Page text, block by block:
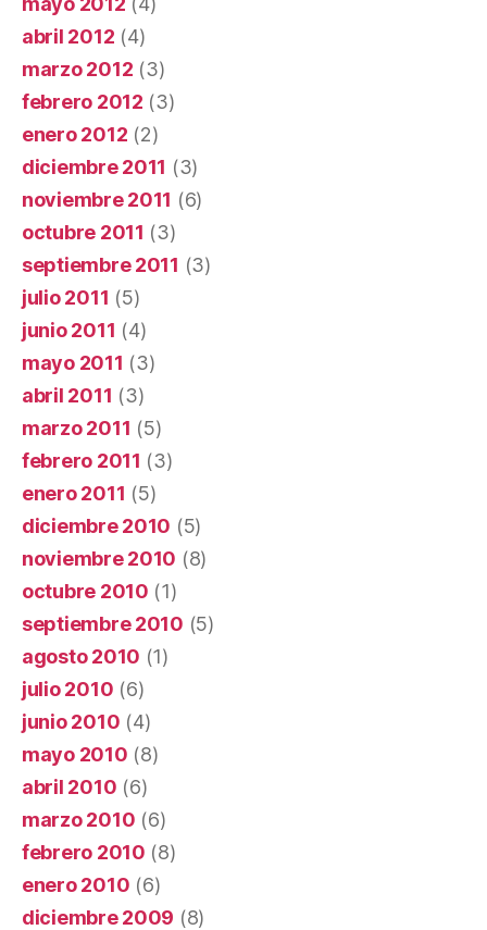
abril 2012 (4)
marzo 2012 (3)
febrero 2012 (3)
enero 2012 (2)
diciembre 2011 (3)
noviembre 2011 (6)
octubre 2011 (3)
septiembre 2011 (3)
julio 2011 (5)
junio 2011 (4)
mayo 2011 (3)
abril 2011 (3)
marzo 2011 (5)
febrero 2011 (3)
enero 2011 (5)
diciembre 2010 (5)
noviembre 2010 (8)
octubre 2010 (1)
septiembre 2010 (5)
agosto 2010 (1)
julio 2010 (6)
junio 2010 (4)
mayo 2010 (8)
abril 2010 (6)
marzo 2010 (6)
febrero 2010 (8)
enero 2010 (6)
diciembre 2009 (8)